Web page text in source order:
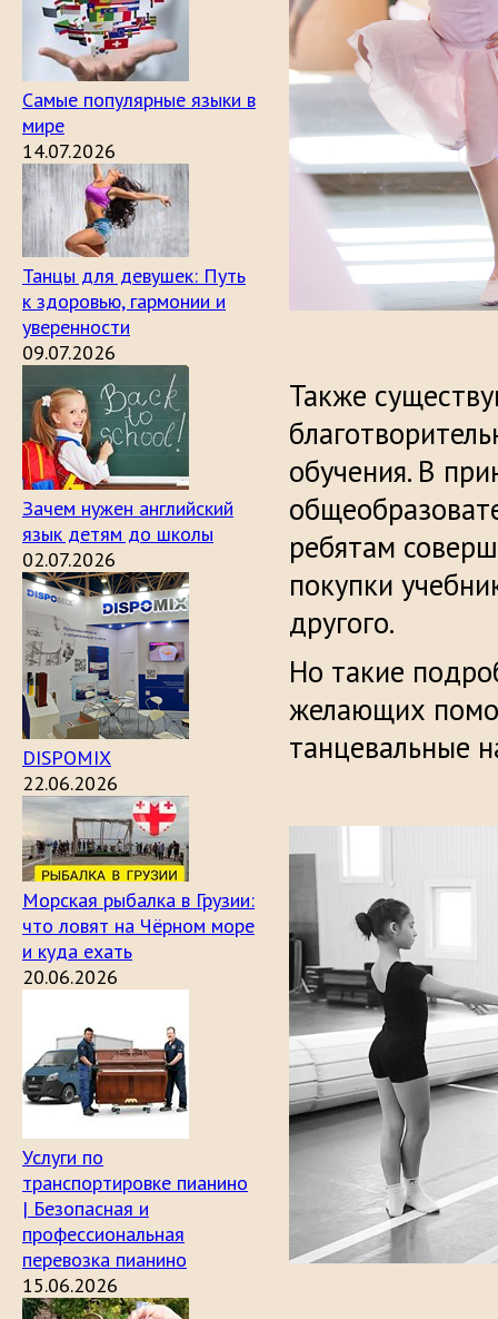
Самые популярные языки в
мире
14.07.2026
Танцы для девушек: Путь
к здоровью, гармонии и
уверенности
09.07.2026
Зачем нужен английский
язык детям до школы
02.07.2026
DISPOMIX
22.06.2026
Морская рыбалка в Грузии:
что ловят на Чёрном море
и куда ехать
20.06.2026
Услуги по
транспортировке пианино
| Безопасная и
профессиональная
перевозка пианино
15.06.2026
Также
обучения. В
ребятам
покупки
другого.
Но такие
желающих
танцевальные